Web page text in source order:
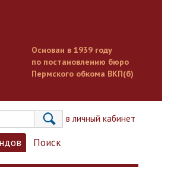
Основан в 1939 году
по постановлению бюро
Пермского обкома ВКП(б)
Вход в личный кабинет
Поиск